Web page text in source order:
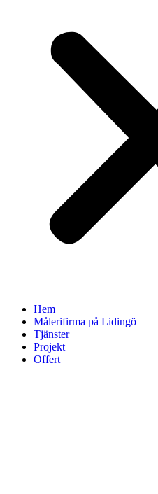
Hem
Målerifirma på Lidingö
Tjänster
Projekt
Offert